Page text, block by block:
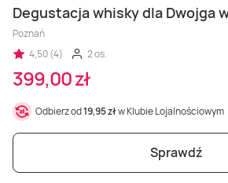
Degustacja whisky dla Dwojga
Poznań
4,50 (4)
2 os.
399,00 zł
Odbierz od19,95 złw Klubie Lojalnościowym
Sprawdź